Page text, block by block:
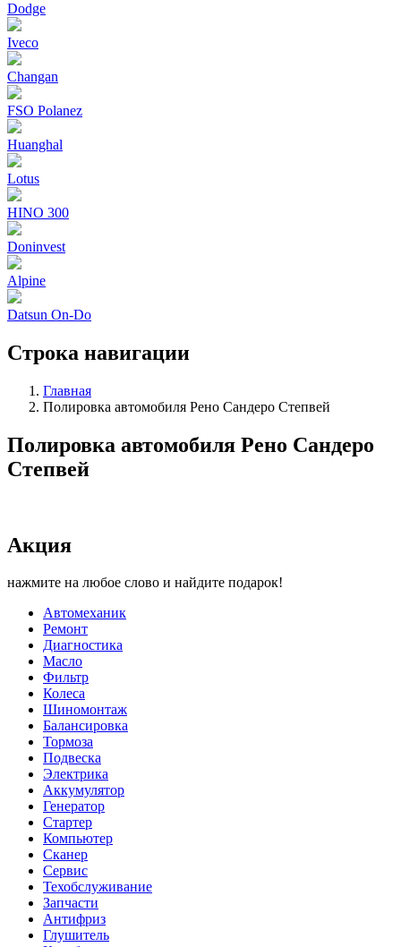
Dodge
Iveco
Changan
FSO Polanez
Huanghal
Lotus
HINO 300
Doninvest
Alpine
Datsun On-Do
Строка навигации
Главная
Полировка автомобиля Рено Сандеро Степвей
Полировка автомобиля Рено Сандеро
Степвей
Акция
нажмите на любое слово и найдите подарок!
Автомеханик
Ремонт
Диагностика
Масло
Фильтр
Колеса
Шиномонтаж
Балансировка
Тормоза
Подвеска
Электрика
Аккумулятор
Генератор
Стартер
Компьютер
Сканер
Сервис
Техобслуживание
Запчасти
Антифриз
Глушитель